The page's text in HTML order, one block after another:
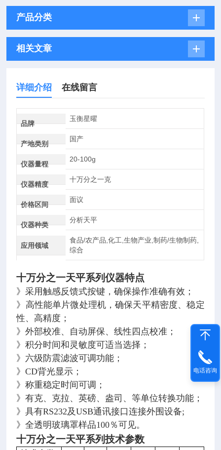
产品分类
相关文章
详细介绍 在线留言
品牌
玉衡星曜
产地类别
国产
仪器量程
20-100g
仪器精度
十万分之一克
价格区间
面议
仪器种类
分析天平
应用领域
食品/农产品,化工,生物产业,制药/生物制药,
综合
十万分之一天平系列仪器特点
》采用触感反馈式按键，确保操作准确有效；
》高性能单片微处理机，确保天平精密度、稳定
性、高精度；
》外部校准、自动屏保、线性四点校准；
》积分时间和灵敏度可适当选择；
》六级防震滤波可调功能；
》CD背光显示；
》称重稳定时间可调；
》有克、克拉、英磅、盎司、等单位转换功能；
》具有RS232及USB通讯接口连接外围设备;
》全透明玻璃罩样品100％可见。
十万分之一天平系列技术参数
电话咨询